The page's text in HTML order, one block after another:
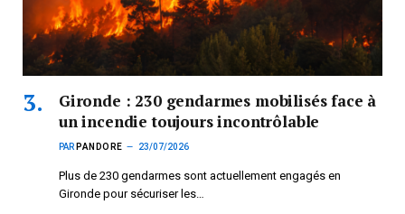
Gironde : 230 gendarmes mobilisés face à
un incendie toujours incontrôlable
PAR PANDORE 23/07/2026
Plus de 230 gendarmes sont actuellement engagés en
Gironde pour sécuriser les…